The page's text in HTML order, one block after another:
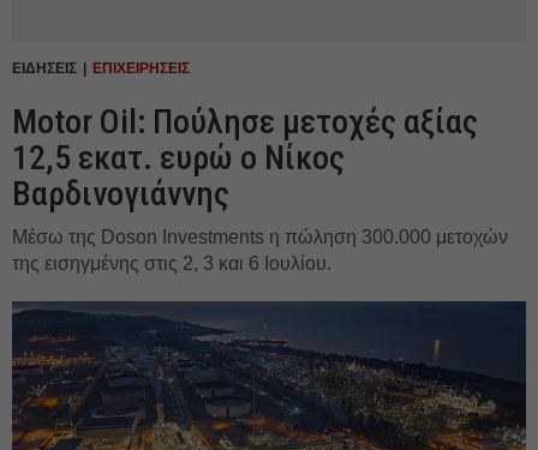
ΕΙΔΗΣΕΙΣ ΕΠΙΧΕΙΡΗΣΕΙΣ
Motor Oil: Πούλησε μετοχές αξίας
12,5 εκατ. ευρώ ο Νίκος
Βαρδινογιάννης
Μέσω της Doson Investments η πώληση 300.000 μετοχών
της εισηγμένης στις 2, 3 και 6 Ιουλίου.